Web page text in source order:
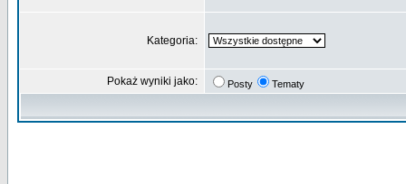
Kategoria:
Pokaż wyniki jako: Posty Tematy